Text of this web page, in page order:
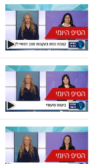
רייטינג
רכב
בריאות
תרבות
ופנאי
תיירות
הטיפ היומי
הטיפ היומי
הטיפ היומי